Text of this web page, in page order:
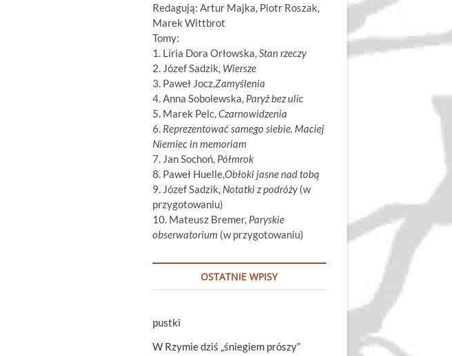
Redagują: Artur Majka, Piotr Roszak,
Marek Wittbrot
Tomy:
1. Líria Dora Orłowska,Stan rzeczy
2. Józef Sadzik, Wiersze
3. Paweł Jocz,Zamyślenia
4. Anna Sobolewska, Paryż bez ulic
5. Marek Pelc,Czarnowidzenia
6. Reprezentować samego siebie. Maciej
Niemiec in memoriam
7. Jan Sochoń, Półmrok
8. Paweł Huelle,Obłoki jasne nad tobą
9. Józef Sadzik, Notatki z podróży(w
przygotowaniu)
10. Mateusz Bremer, Paryskie
obserwatorium (w przygotowaniu)
OSTATNIE WPISY
pustki
W Rzymie dziś „śniegiem prószy”